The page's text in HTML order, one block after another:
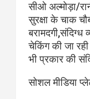
सीओ अल्मोड़ा/
सुरक्षा के चाक
चेकिंग की जा
भी प्रकार की
सोशल मीडिया